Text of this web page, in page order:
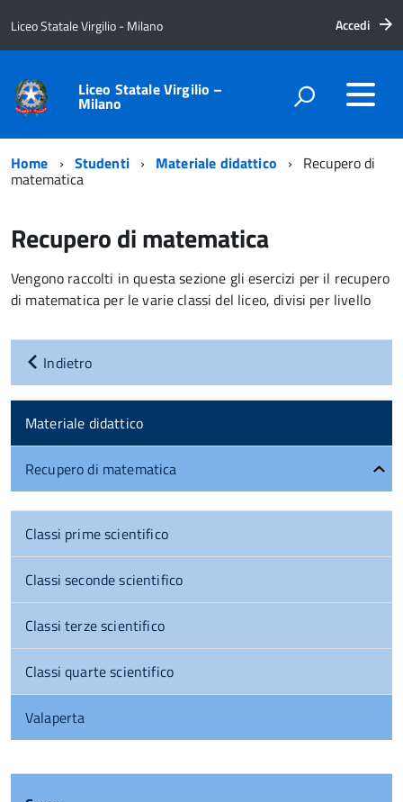
Liceo Statale Virgilio - Milano Accedi
Liceo Statale Virgilio –
Milano
Home Studenti Materiale didattico Recupero di
matematica
Recupero di matematica
Vengono raccolti in questa sezione gli esercizi per il recupero
di matematica per le varie classi del liceo, divisi per livello
Indietro
Materiale didattico
Recupero di matematica
Classi prime scientifico
Classi seconde scientifico
Classi terze scientifico
Classi quarte scientifico
Valaperta